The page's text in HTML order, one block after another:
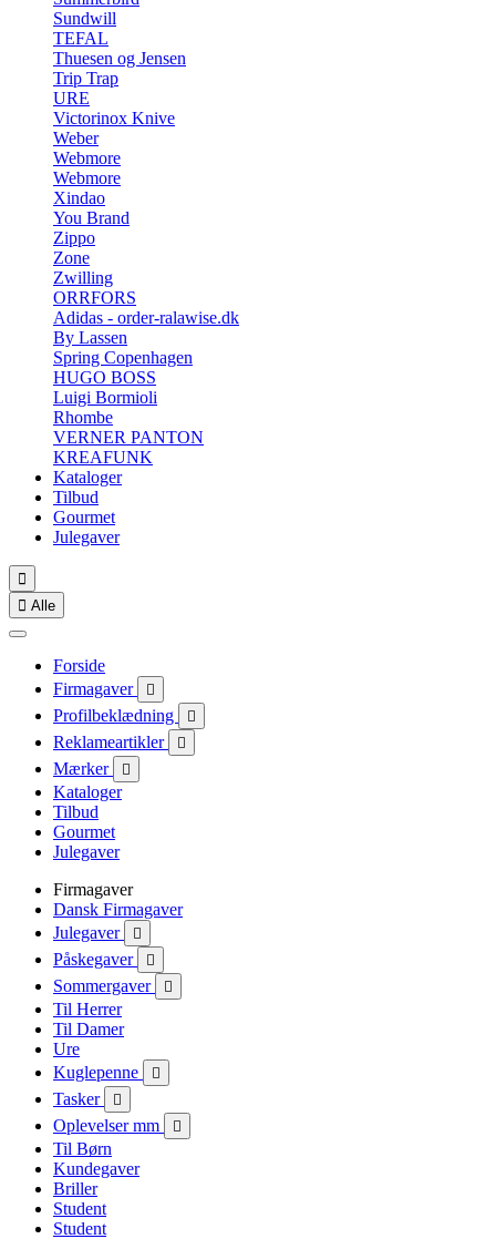
Sundwill
TEFAL
Thuesen og Jensen
Trip Trap
URE
Victorinox Knive
Weber
Webmore
Webmore
Xindao
You Brand
Zippo
Zone
Zwilling
ORRFORS
Adidas - order-ralawise.dk
By Lassen
Spring Copenhagen
HUGO BOSS
Luigi Bormioli
Rhombe
VERNER PANTON
KREAFUNK
Kataloger
Tilbud
Gourmet
Julegaver

 Alle
Forside
Firmagaver

Profilbeklædning 
Reklameartikler 
Mærker 
Kataloger
Tilbud
Gourmet
Julegaver
Firmagaver
Dansk Firmagaver
Julegaver

Påskegaver 
Sommergaver 
Til Herrer
Til Damer
Ure
Kuglepenne

Tasker 
Oplevelser mm 
Til Børn
Kundegaver
Briller
Student
Student